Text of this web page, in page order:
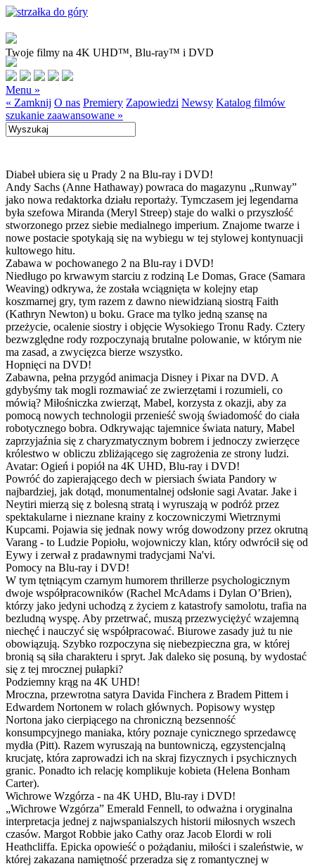
Twoje filmy na 4K UHD™, Blu-ray™ i DVD
Menu »
« Zamknij O nas Premiery Zapowiedzi Newsy Katalog filmów
szukanie zaawansowane »
Diabeł ubiera się u Prady 2 na Blu-ray i DVD!
Andy Sachs (Anne Hathaway) powraca do magazynu „Runway”
jako nowa redaktorka działu reportaży. Tymczasem jej legendarna
była szefowa Miranda (Meryl Streep) staje do walki o przyszłość
stworzonego przez siebie medialnego imperium. Znajome twarze i
nowe postacie spotykają się na wybiegu w tej stylowej kontynuacji
kultowego hitu.
Zabawa w pochowanego 2 na Blu-ray i DVD!
Niedługo po krwawym starciu z rodziną Le Domas, Grace (Samara
Weaving) odkrywa, że została wciągnięta w kolejny etap
koszmarnej gry, tym razem z dawno niewidzianą siostrą Faith
(Kathryn Newton) u boku. Grace ma tylko jedną szansę na
przeżycie, ocalenie siostry i objęcie Wysokiego Tronu Rady. Cztery
bezwzględne rody rozpoczynają brutalne polowanie, w którym nie
ma zasad, a zwycięzca bierze wszystko.
Hopnięci na DVD!
Zabawna, pełna przygód animacja Disney i Pixar na DVD. A
gdybyśmy tak mogli rozmawiać ze zwierzętami i rozumieli, co
mówią? Miłośniczka zwierząt, Mabel, korzysta z okazji, aby za
pomocą nowych technologii przenieść swoją świadomość do ciała
robotycznego bobra. Odkrywając tajemnice świata natury, Mabel
zaprzyjaźnia się z charyzmatycznym bobrem i jednoczy zwierzęce
królestwo w obliczu zbliżającego się zagrożenia ze strony ludzi.
Avatar: Ogień i popiół na 4K UHD, Blu-ray i DVD!
Powróć do zapierającego dech w piersiach świata Pandory w
najbardziej, jak dotąd, monumentalnej odsłonie sagi Avatar. Jake i
Neytiri mierzą się z bolesną stratą i wyruszają w podróż przez
spektakularne i nieznane krainy z koczowniczymi Wietrznymi
Kupcami. Pojawia się jednak nowy wróg dowodzony przez okrutną
Varang - to Ludzie Popiołu, wojowniczy klan, który odwrócił się od
Eywy i zerwał z pradawnymi tradycjami Na'vi.
Pomocy na Blu-ray i DVD!
W tym tętniącym czarnym humorem thrillerze psychologicznym
dwoje współpracowników (Rachel McAdams i Dylan O’Brien),
którzy jako jedyni uchodzą z życiem z katastrofy samolotu, trafia na
bezludną wyspę. Aby przetrwać, muszą przezwyciężyć wzajemną
niechęć i nauczyć się współpracować. Biurowe zasady już tu nie
obowiązują. Szybko rozpoczyna się niebezpieczna gra, w której
bronią są siła charakteru i spryt. Jak daleko się posuną, by wydostać
się z tej mrocznej pułapki?
Podziemny krąg na 4K UHD!
Mroczna, przewrotna satyra Davida Finchera z Bradem Pittem i
Edwardem Nortonem w rolach głównych. Popisowy występ
Nortona jako cierpiącego na chroniczną bezsenność
konsumpcyjnego maniaka, który poznaje cynicznego sprzedawcę
mydła (Pitt). Razem wyruszają na buntowniczą, egzystencjalną
krucjatę, która zaprowadzi ich na skraj fizycznych i psychicznych
granic. Ponadto ich relację komplikuje kobieta (Helena Bonham
Carter).
Wichrowe Wzgórza - na 4K UHD, Blu-ray i DVD!
„Wichrowe Wzgórza” Emerald Fennell, to odważna i oryginalna
interpretacja jednej z najwspanialszych historii miłosnych wszech
czasów. Margot Robbie jako Cathy oraz Jacob Elordi w roli
Heathcliffa. Epicka opowieść o pożądaniu, miłości i szaleństwie, w
której zakazana namiętność przeradza się z romantycznej w